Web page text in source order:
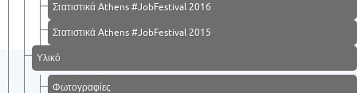
Στατιστικά Athens #JobFestival 2016
Στατιστικά Athens #JobFestival 2015
Υλικό
Φωτογραφίες